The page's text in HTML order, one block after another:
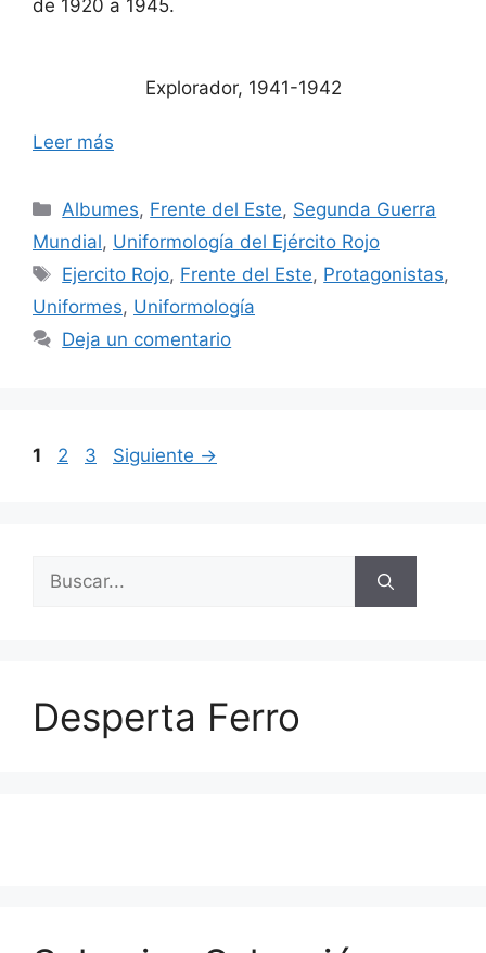
de 1920 a 1945.
Explorador, 1941-1942
Leer más
Categorías
Albumes, Frente del Este, Segunda Guerra
Mundial, Uniformología del Ejército Rojo
Etiquetas
Ejercito Rojo, Frente del Este, Protagonistas,
Uniformes, Uniformología
Deja un comentario
Página
1 Página
2 Página
3 Siguiente →
Buscar:
Desperta Ferro